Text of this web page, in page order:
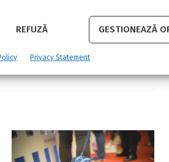
REFUZĂ GESTIONEAZĂ
Privacy Statement